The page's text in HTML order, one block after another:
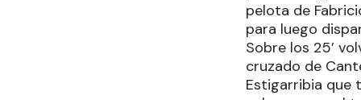
pelota de
para luego
Sobre los 25’
cruzado de
Estigarribia que